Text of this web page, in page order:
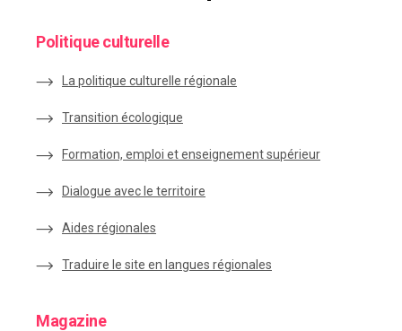
Politique culturelle
La politique culturelle régionale
Transition écologique
Formation, emploi et enseignement supérieur
Dialogue avec le territoire
Aides régionales
Traduire le site en langues régionales
Magazine